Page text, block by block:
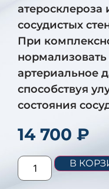
атеросклероза
сосудистых
При
артериальное
способствуя
состояния
14 700 ₽
В